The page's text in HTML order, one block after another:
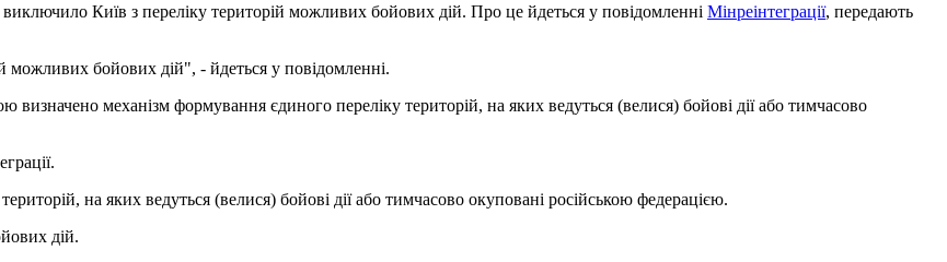
виключило Київ з переліку територій можливих бойових дій. Про це йдеться у повідомленні Мінреінтеграції, передають
можливих бойових дій", - йдеться у повідомленні.
механізм формування єдиного переліку територій, на яких ведуться (велися) бойові дії або тимчасово
на яких ведуться (велися) бойові дії або тимчасово окуповані російською федерацією.
дій.